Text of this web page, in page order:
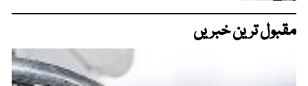
مقبول ترین خبریں